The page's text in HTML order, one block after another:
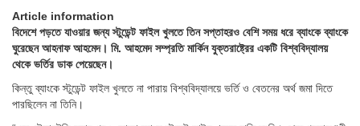
Article information
বিদেশে পড়তে যাওয়ার জন্য স্টুডেন্ট ফাইল খুলতে তিন সপ্তাহরও বেশি সময় ধরে ব্যাংকে ব্যাংকে
ঘুরেছেন আহনাফ আহমেদ। মি. আহমেদ সম্প্রতি মার্কিন যুক্তরাষ্ট্রের একটি বিশ্ববিদ্যালয়
থেকে ভর্তির ডাক পেয়েছেন।
কিন্তু ব্যাংকে স্টুডেন্ট ফাইল খুলতে না পারায় বিশ্ববিদ্যালয়ে ভর্তি ও বেতনের অর্থ জমা দিতে
পারছিলেন না তিনি।